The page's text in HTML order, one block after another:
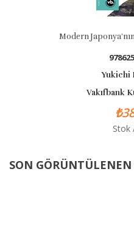
Modern
Yukichi
Vakıfbank
Stok
SON